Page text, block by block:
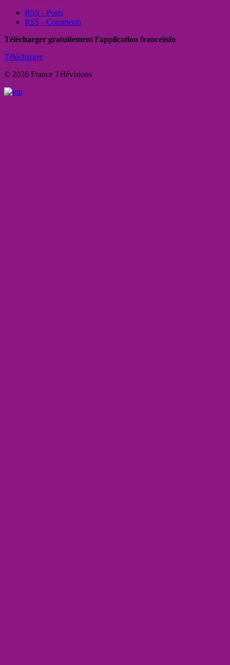
RSS - Posts
RSS - Comments
Télécharger gratuitement l’application franceinfo
Télécharger
© 2026 France Télévisions